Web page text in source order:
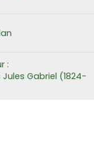
:
Gabriel (1824-